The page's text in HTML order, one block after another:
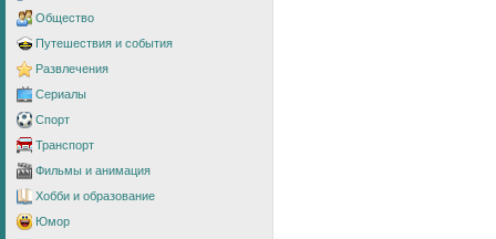
Общество
Путешествия и события
Развлечения
Сериалы
Спорт
Транспорт
Фильмы и анимация
Хобби и образование
Юмор